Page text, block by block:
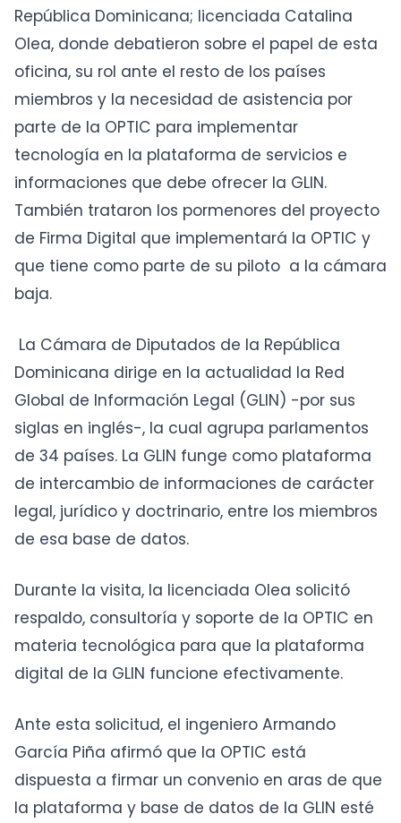
República Dominicana; licenciada Catalina
Olea, donde debatieron sobre el papel de esta
oficina, su rol ante el resto de los países
miembros y la necesidad de asistencia por
parte de la OPTIC para implementar
tecnología en la plataforma de servicios e
informaciones que debe ofrecer la GLIN.
También trataron los pormenores del proyecto
de Firma Digital que implementará la OPTIC y
que tiene como parte de su piloto a la cámara
baja.
La Cámara de Diputados de la República
Dominicana dirige en la actualidad la Red
Global de Información Legal (GLIN) -por sus
siglas en inglés-, la cual agrupa parlamentos
de 34 países. La GLIN funge como plataforma
de intercambio de informaciones de carácter
legal, jurídico y doctrinario, entre los miembros
de esa base de datos.
Durante la visita, la licenciada Olea solicitó
respaldo, consultoría y soporte de la OPTIC en
materia tecnológica para que la plataforma
digital de la GLIN funcione efectivamente.
Ante esta solicitud, el ingeniero Armando
García Piña afirmó que la OPTIC está
dispuesta a firmar un convenio en aras de que
la plataforma y base de datos de la GLIN esté